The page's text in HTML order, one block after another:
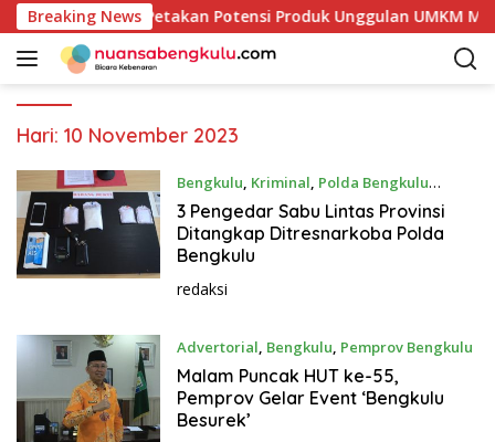
a
Breaking News
Kaur Mulai Petakan Potensi Produk Unggulan UMKM
Hari: 10 November 2023
Bengkulu, Kriminal, Polda Bengkulu
November 10, 2023
3 Pengedar Sabu Lintas Provinsi
Ditangkap Ditresnarkoba Polda
Bengkulu
redaksi
Advertorial, Bengkulu, Pemprov Bengkulu
November 10, 2023
Malam Puncak HUT ke-55,
Pemprov Gelar Event ‘Bengkulu
Besurek’